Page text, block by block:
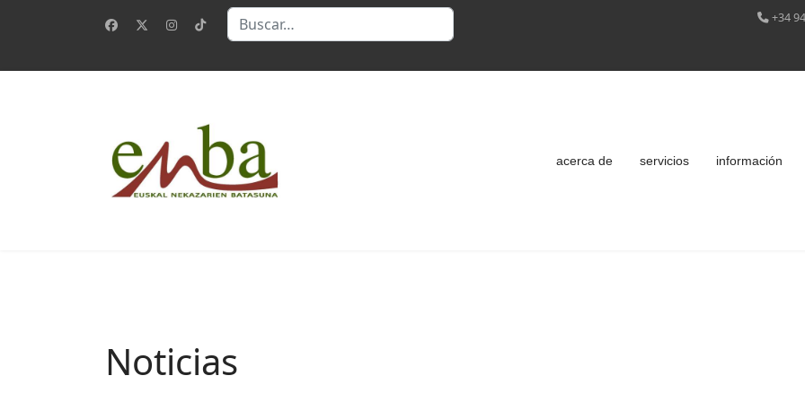
Buscar +34
acerca de servicios información
Noticias